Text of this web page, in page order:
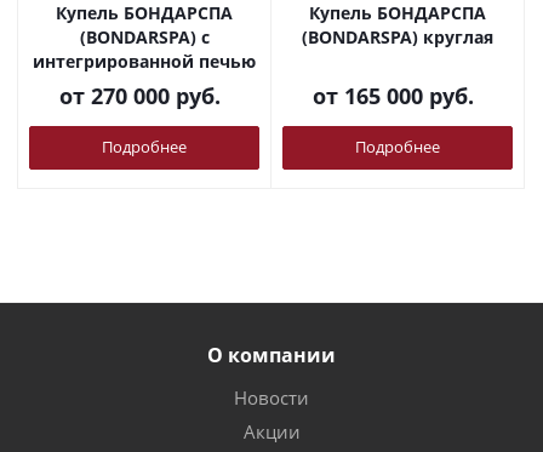
Купель БОНДАРСПА
(BONDARSPA) с
интегрированной печью
от 270 000 руб.
Подробнее
Купель БОНДАРСПА
(BONDARSPA) круглая
от 165 000 руб.
Подробнее
О компании
Новости
Акции